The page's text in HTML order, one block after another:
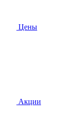
Цены
Акции